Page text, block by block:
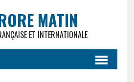
MATIN
ET INTERNATIONALE